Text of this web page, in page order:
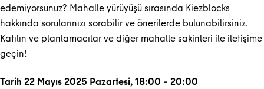
edemiyorsunuz? Mahalle yürüyüşü sırasında Kiezblocks
hakkında sorularınızı sorabilir ve önerilerde bulunabilirsiniz.
Katılın ve planlamacılar ve diğer mahalle sakinleri ile iletişime
geçin!
Tarih 22 Mayıs 2025 Pazartesi, 18:00 – 20:00